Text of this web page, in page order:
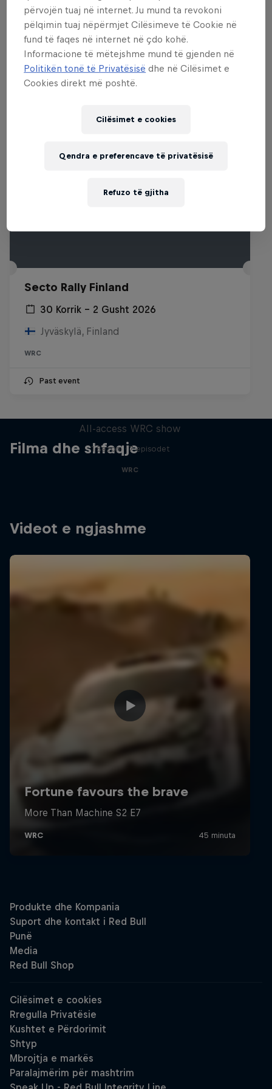
spectators returning year after year.
Evente të ngjashme
Secto Rally Finland
30 Korrik – 2 Gusht 2026
Jyväskylä, Finland
WRC
Past event
Filma dhe shfaqje
All-access WRC show
1 Sezoni · 7 episodet
WRC
Videot e ngjashme
përvojën tuaj në internet. Ju mund ta revokoni
pëlqimin tuaj nëpërmjet Cilësimeve të Cookie në
fund të faqes në internet në çdo kohë.
Informacione të mëtejshme mund të gjenden në
Politikën tonë të Privatësisë dhe në Cilësimet e
Cookies direkt më poshtë.
Cilësimet e cookies
Refuzo të gjitha
Qendra e preferencave të privatësisë